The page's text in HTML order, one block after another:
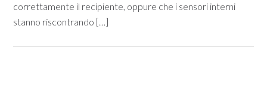
correttamente il recipiente, oppure che i sensori interni
stanno riscontrando […]